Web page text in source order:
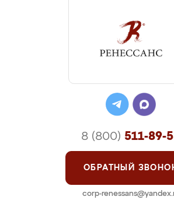
8 (800) 511-89-
ОБРАТНЫЙ
corp-